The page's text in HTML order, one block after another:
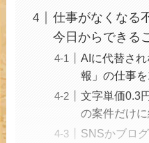
仕事がなくなる
今日からできる
AIに代替さ
報」の仕事
文字単価0.3
の案件だけ
SNSかブロ